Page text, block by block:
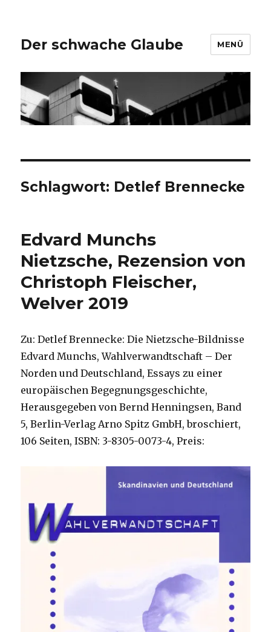
Der schwache Glaube MENÜ
Schlagwort: Detlef Brennecke
Edvard Munchs
Nietzsche, Rezension von
Christoph Fleischer,
Welver 2019
Zu: Detlef Brennecke: Die Nietzsche-Bildnisse
Edvard Munchs, Wahlverwandtschaft – Der
Norden und Deutschland, Essays zu einer
europäischen Begegnungsgeschichte,
Herausgegeben von Bernd Henningsen, Band
5, Berlin-Verlag Arno Spitz GmbH, broschiert,
106 Seiten, ISBN: 3-8305-0073-4, Preis: